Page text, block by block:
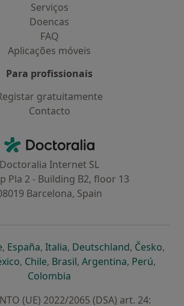
Serviços
Doencas
FAQ
Aplicações móveis
Para profissionais
gratuitamente
Contacto
Doctoralia - Homepage
Doctoralia Internet SL
Pla 2 - Building B2, floor 13
Barcelona, Spain
novo separador
abre num novo separador
, Españaabre num novo separador
, Italiaabre num novo
, Deutschlandabre num
, Česko,
num novo separador
abre num novo separador
, Chileabre num novo separador
, Brasilabre num novo
, Argentinaabre num
, Perúabre
,
Colombia
(UE) 2022/2065 (DSA) art. 24: